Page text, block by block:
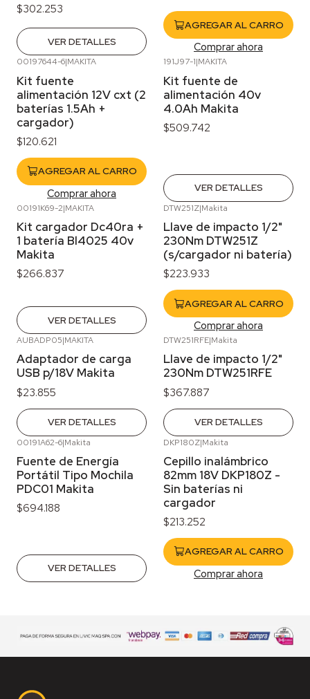
$302.253
VER DETALLES
AGREGAR AL CARRO
Comprar ahora
00197644-6|MAKITA
Kit fuente
alimentación 12V cxt (2
baterías 1.5Ah +
cargador)
$120.621
AGREGAR AL CARRO
Comprar ahora
191J97-1|MAKITA
Kit fuente de
alimentación 40v
4.0Ah Makita
$509.742
VER DETALLES
00191K69-2|MAKITA
Kit cargador Dc40ra +
1 batería Bl4025 40v
Makita
$266.837
VER DETALLES
DTW251Z|Makita
Llave de impacto 1/2"
230Nm DTW251Z
(s/cargador ni batería)
$223.933
AGREGAR AL CARRO
Comprar ahora
AUBADP05|MAKITA
Adaptador de carga
USB p/18V Makita
$23.855
VER DETALLES
DTW251RFE|Makita
Llave de impacto 1/2"
230Nm DTW251RFE
$367.887
VER DETALLES
00191A62-6|Makita
Fuente de Energía
Portátil Tipo Mochila
PDC01 Makita
$694.188
VER DETALLES
DKP180Z|Makita
Cepillo inalámbrico
82mm 18V DKP180Z -
Sin baterías ni
cargador
$213.252
AGREGAR AL CARRO
Comprar ahora